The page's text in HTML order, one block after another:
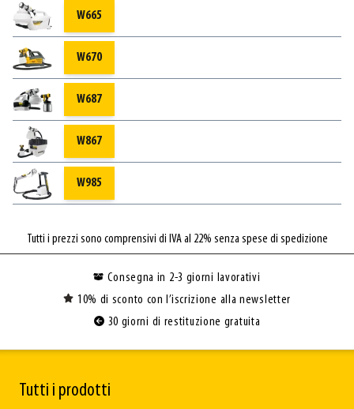
W665
W670
W687
W867
W985
Tutti i prezzi sono comprensivi di IVA al 22% senza spese di spedizione
Consegna in 2-3 giorni lavorativi
10% di sconto con l’iscrizione alla newsletter
30 giorni di restituzione gratuita
Tutti i prodotti